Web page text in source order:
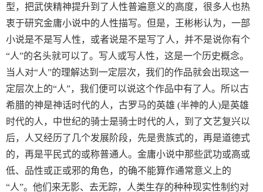
型，把武侠精神提升到了人性普遍意义的高度，很多人也热
衷于研究金庸小说中的人性描写。但是，王彬彬认为，一部
小说是不是写人性，或者说是不是写了人，并不是说你有个
“人”的名头就可以了。写人或写人性，这是一个历史概念。
当人对“人”的理解达到一定层次，我们的作品就会出现这一
定层次上的“人”，我们便可以说这个作品中有了人。所以古
希腊的神是神话时代的人，古罗马的英雄 (半神的人)是英雄
时代的人，中世纪的骑士是骑士时代的人，到了文艺复兴以
后，人又经历了几个发展阶段，先是贵族式的，再是道德式
的，再是平民式的或称普通人。金庸小说中那些武功或高或
低、品性或正或邪的角色，的确不能算作通常意义上的
“人”。他们来无影、去无踪，人类生存的种种现实性制约对